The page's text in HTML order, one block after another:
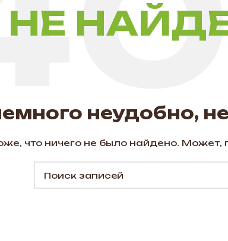
НЕ
неудобно,
что ничего не было найдено. Может,